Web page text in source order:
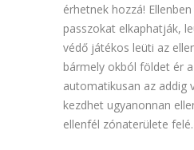
érhetnek hozzá!
passzokat elkaphatják,
védő játékos leüti az
bármely okból földet ér
automatikusan az addig
kezdhet ugyanonnan
ellenfél zónaterülete felé.